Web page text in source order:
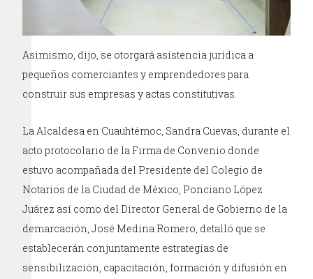
Asimismo, dijo, se otorgará asistencia jurídica a
pequeños comerciantes y emprendedores para
construir sus empresas y actas constitutivas.
La Alcaldesa en Cuauhtémoc, Sandra Cuevas, durante el
acto protocolario de la Firma de Convenio donde
estuvo acompañada del Presidente del Colegio de
Notarios de la Ciudad de México, Ponciano López
Juárez así como del Director General de Gobierno de la
demarcación, José Medina Romero, detalló que se
establecerán conjuntamente estrategias de
sensibilización, capacitación, formación y difusión en